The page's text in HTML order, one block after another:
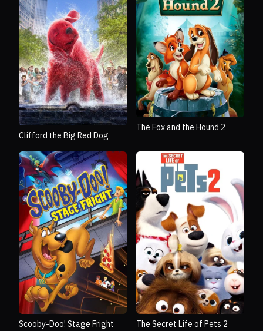
Clifford the Big Red Dog
The Fox and the Hound 2
Scooby-Doo! Stage Fright The Secret Life of Pets 2